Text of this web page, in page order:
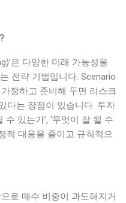
은 다양한 미래 가능성을
전략 기법입니다. Scenario
정하고 준비해 두면 리스크
다는 장점이 있습니다. 투자
있는가’, ‘무엇이 잘 될 수
적 대응을 줄이고 규칙적으
로 매수 비중이 과도해지거